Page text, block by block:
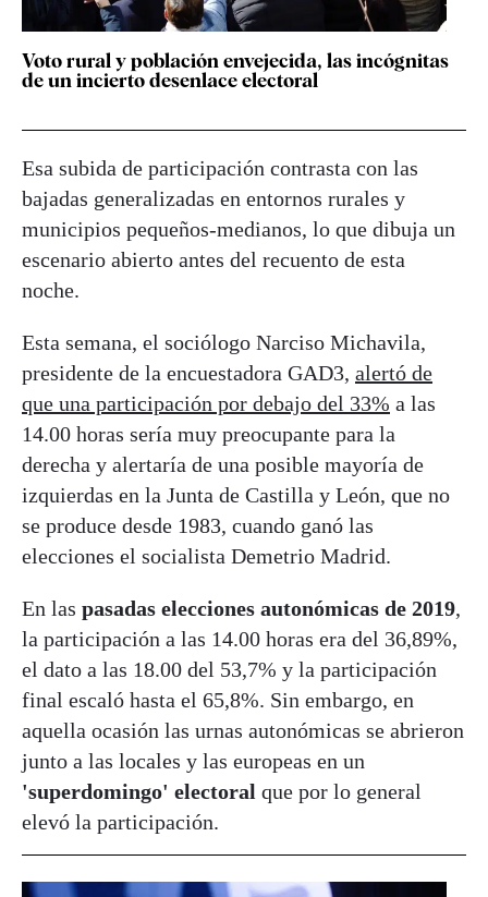
Voto rural y población envejecida, las incógnitas
de un incierto desenlace electoral
Esa subida de participación contrasta con las
bajadas generalizadas en entornos rurales y
municipios pequeños-medianos, lo que dibuja un
escenario abierto antes del recuento de esta
noche.
Esta semana, el sociólogo Narciso Michavila,
presidente de la encuestadora GAD3, alertó de
que una participación por debajo del 33% a las
14.00 horas sería muy preocupante para la
derecha y alertaría de una posible mayoría de
izquierdas en la Junta de Castilla y León, que no
se produce desde 1983, cuando ganó las
elecciones el socialista Demetrio Madrid.
En las pasadas elecciones autonómicas de 2019,
la participación a las 14.00 horas era del 36,89%,
el dato a las 18.00 del 53,7% y la participación
final escaló hasta el 65,8%. Sin embargo, en
aquella ocasión las urnas autonómicas se abrieron
junto a las locales y las europeas en un
'superdomingo' electoral que por lo general
elevó la participación.